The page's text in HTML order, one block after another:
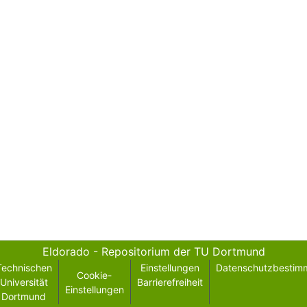
Eldorado - Repositorium der TU Dortmund
Universität
Dortmund
Cookie-
Einstellungen
Einstellungen
Barrierefreiheit